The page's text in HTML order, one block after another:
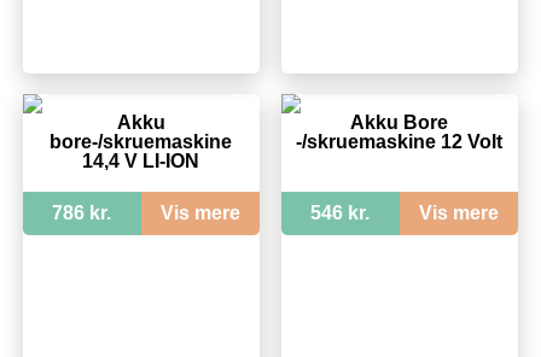
Akku
bore-/skruemaskine
14,4 V LI-ION
786 kr. Vis mere
Akku Bore
-/skruemaskine 12 Volt
546 kr. Vis mere